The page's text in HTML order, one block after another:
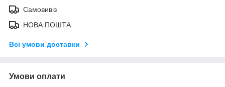
Самовивіз
НОВА ПОШТА
Всі умови доставки
Умови оплати